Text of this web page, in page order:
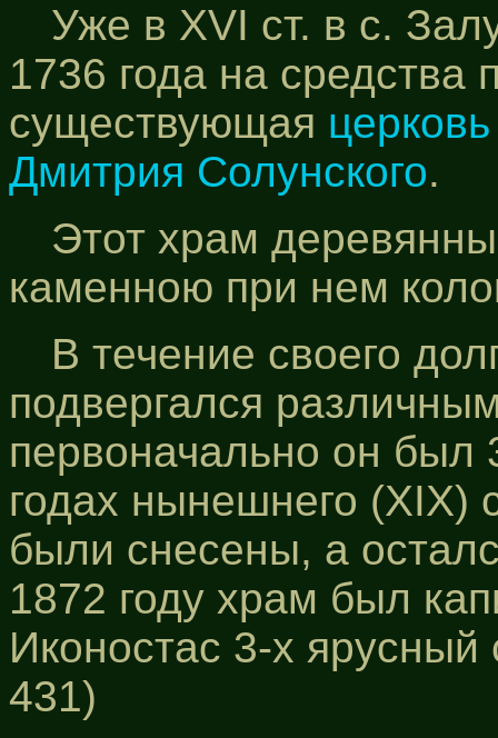
Уже в XVI ст. в с.
1736 года на
существующая
Дмитрия Солунского.
Этот храм
каменною при нем
В течение своего
подвергался
первоначально он был
годах нынешнего (XIX)
были снесены, а
1872 году храм был
Иконостас 3-х
431)